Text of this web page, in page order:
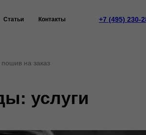
Статьи Контакты +7 (495) 230-
на заказ
услуги